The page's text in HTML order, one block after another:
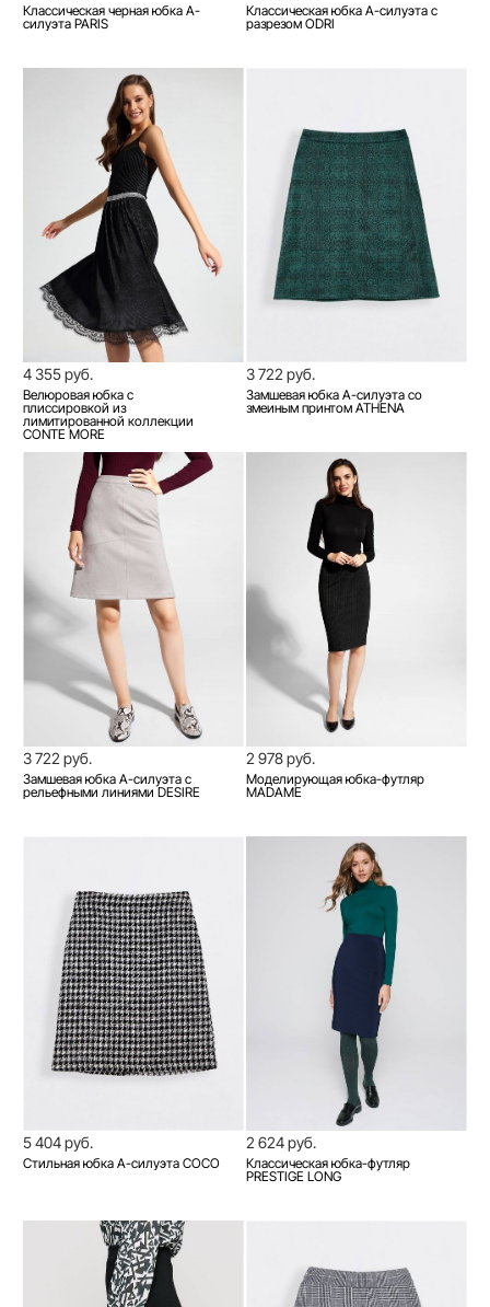
Классическая черная юбка А-
силуэта PARIS
Классическая юбка A-силуэта с
разрезом ODRI
4 355 руб.
Велюровая юбка с
плиссировкой из
лимитированной коллекции
CONTE MORE
3 722 руб.
Замшевая юбка А-силуэта со
змеиным принтом ATHENA
3 722 руб.
Замшевая юбка А-силуэта c
рельефными линиями DESIRE
2 978 руб.
Моделирующая юбка-футляр
MADAME
5 404 руб.
Стильная юбка A-силуэта COCO
2 624 руб.
Классическая юбка-футляр
PRESTIGE LONG